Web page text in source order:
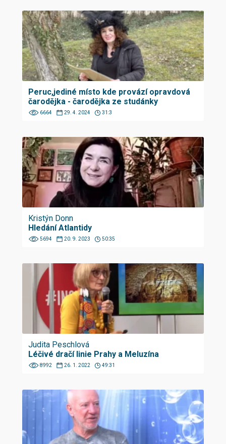
Peruc,jediné místo kde provází opravdová
čarodějka - čarodějka ze studánky
6664 29. 4. 2024 31:3
Kristýn Donn
Hledání Atlantidy
5694 20. 9. 2023 50:35
Judita Peschlová
Léčivé dračí linie Prahy a Meluzína
8992 26. 1. 2022 49:31